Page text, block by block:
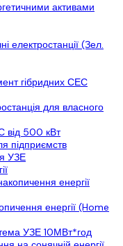
активами
електростанції (Зел.
гібридних СЕС
для власного
від 500 кВт
підприємств
УЗЕ
енергії
енергії (Home
УЗЕ 10МВт*год